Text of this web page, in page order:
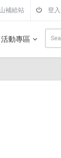
補給站 登入
活動專區